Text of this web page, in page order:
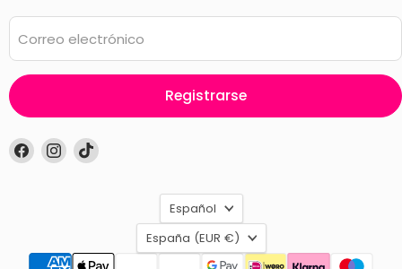
Correo electrónico
Registrarse
Encuéntrenos
en
Encuéntrenos
en
Encuéntrenos
Idioma
Español
País
España (EUR €)